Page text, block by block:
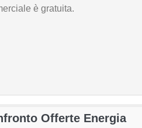
è gratuita.
Offerte Energia